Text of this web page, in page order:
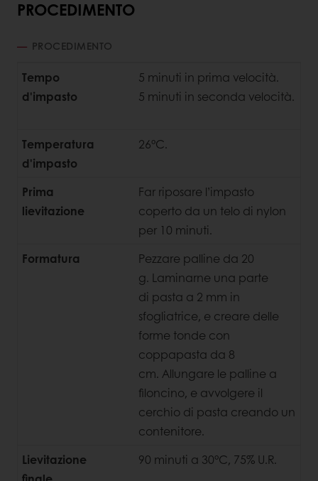
PROCEDIMENTO
PROCEDIMENTO
Tempo
d'impasto
5 minuti in prima velocità.
5 minuti in seconda velocità.
Temperatura
d'impasto
26°C.
Prima
lievitazione
Far riposare l’impasto
coperto da un telo di nylon
per 10 minuti.
Formatura
Pezzare palline da 20
g. Laminarne una parte
di pasta a 2 mm in
sfogliatrice, e creare delle
forme tonde con
coppapasta da 8
cm. Allungare le palline a
filoncino, e avvolgere il
cerchio di pasta creando un
contenitore.
Lievitazione
90 minuti a 30°C, 75% U.R.